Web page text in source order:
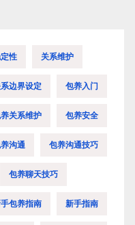
性 关系维护
边界设定 包养入门
关系维护 包养安全
沟通 包养沟通技巧
包养聊天技巧
包养指南 新手指南